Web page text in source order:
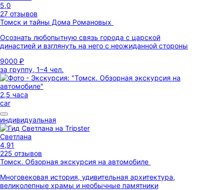
5,0
27 отзывов
Томск и тайны Дома Романовых
Осознать любопытную связь города с царской
династией и взглянуть на него с неожиданной стороны
9000 ₽
за группу, 1–4 чел.
2,5 часа
car
индивидуальная
Светлана
4,91
225 отзывов
Томск. Обзорная экскурсия на автомобиле
Многовековая история, удивительная архитектура,
великолепные храмы и необычные памятники